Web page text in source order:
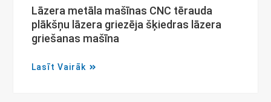
Lāzera metāla mašīnas CNC tērauda
plākšņu lāzera griezēja šķiedras lāzera
griešanas mašīna
Lasīt Vairāk